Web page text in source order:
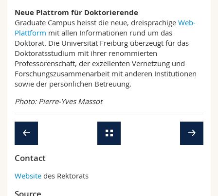
Neue Plattrom für Doktorierende
Graduate Campus heisst die neue, dreisprachige Web-
Plattform mit allen Informationen rund um das
Doktorat. Die Universität Freiburg überzeugt für das
Doktoratsstudium mit ihrer renommierten
Professorenschaft, der exzellenten Vernetzung und
Forschungszusammenarbeit mit anderen Institutionen
sowie der persönlichen Betreuung.
Photo: Pierre-Yves Massot
Contact
Website des Rektorats